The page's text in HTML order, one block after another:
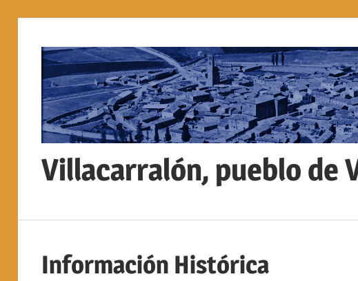
contenido
Villacarralón, pueblo de
web
la
Información Histórica